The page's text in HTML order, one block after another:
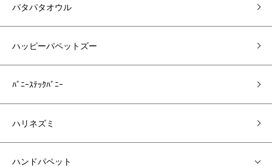
パタパタオウル
ハッピーパペットズー
ﾊﾞﾆｰｽﾃｯｸﾊﾞﾆｰ
ハリネズミ
ハンドパペット